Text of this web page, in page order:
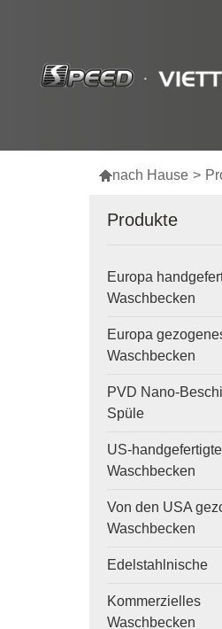
nach Hause >
Gepresste Spüle
Produkte
Europa
Waschbecken
Europa
Waschbecken
PVD Nano-
Spüle
US-
Waschbecken
Von den USA
Waschbecken
Edelstahlnische
Kommerzielles
Waschbecken